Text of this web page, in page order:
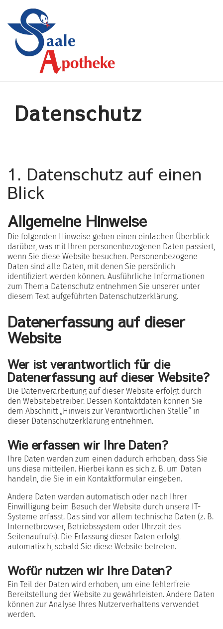
Datenschutz
1. Datenschutz auf einen
Blick
Allgemeine Hinweise
Die folgenden Hinweise geben einen einfachen Überblick
darüber, was mit Ihren personenbezogenen Daten passiert,
wenn Sie diese Website besuchen. Personenbezogene
Daten sind alle Daten, mit denen Sie persönlich
identifiziert werden können. Ausführliche Informationen
zum Thema Datenschutz entnehmen Sie unserer unter
diesem Text aufgeführten Datenschutzerklärung.
Datenerfassung auf dieser
Website
Wer ist verantwortlich für die
Datenerfassung auf dieser Website?
Die Datenverarbeitung auf dieser Website erfolgt durch
den Websitebetreiber. Dessen Kontaktdaten können Sie
dem Abschnitt „Hinweis zur Verantwortlichen Stelle“ in
dieser Datenschutzerklärung entnehmen.
Wie erfassen wir Ihre Daten?
Ihre Daten werden zum einen dadurch erhoben, dass Sie
uns diese mitteilen. Hierbei kann es sich z. B. um Daten
handeln, die Sie in ein Kontaktformular eingeben.
Andere Daten werden automatisch oder nach Ihrer
Einwilligung beim Besuch der Website durch unsere IT-
Systeme erfasst. Das sind vor allem technische Daten (z. B.
Internetbrowser, Betriebssystem oder Uhrzeit des
Seitenaufrufs). Die Erfassung dieser Daten erfolgt
automatisch, sobald Sie diese Website betreten.
Wofür nutzen wir Ihre Daten?
Ein Teil der Daten wird erhoben, um eine fehlerfreie
Bereitstellung der Website zu gewährleisten. Andere Daten
können zur Analyse Ihres Nutzerverhaltens verwendet
werden.